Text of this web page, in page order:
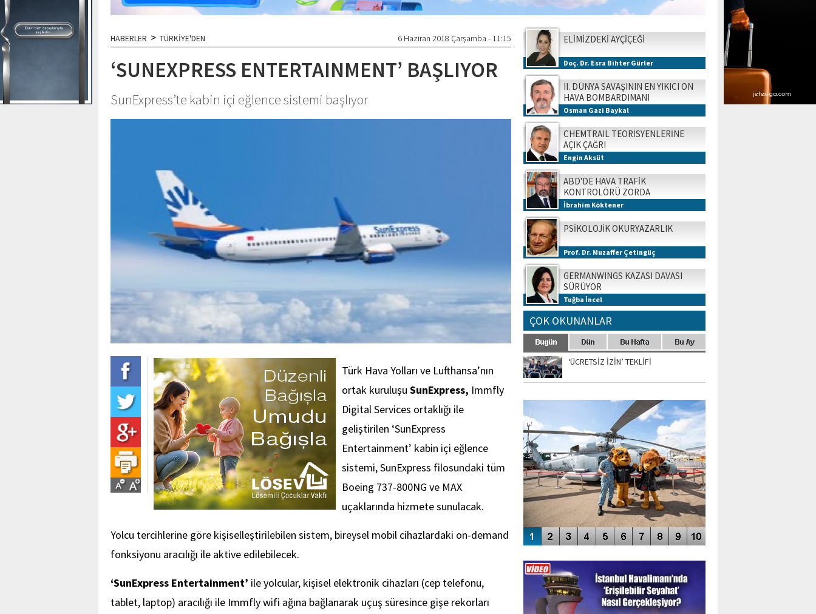
HABERLER > TÜRKİYE'DEN 6 Haziran 2018 Çarşamba - 11:15
‘SUNEXPRESS ENTERTAINMENT’ BAŞLIYOR
SunExpress’te kabin içi eğlence sistemi başlıyor
Türk Hava Yolları ve Lufthansa’nın
ortak kuruluşu SunExpress, Immfly
Digital Services ortaklığı ile
geliştirilen ‘SunExpress
Entertainment’ kabin içi eğlence
sistemi, SunExpress filosundaki tüm
Boeing 737-800NG ve MAX
uçaklarında hizmete sunulacak.
Yolcu tercihlerine göre kişiselleştirilebilen sistem, bireysel mobil cihazlardaki on-demand
fonksiyonu aracılığı ile aktive edilebilecek.
‘SunExpress Entertainment’ ile yolcular, kişisel elektronik cihazları (cep telefonu,
tablet, laptop) aracılığı ile Immfly wifi ağına bağlanarak uçuş süresince gişe rekorları
ELİMİZDEKİ AYÇİÇEĞİ
Doç. Dr. Esra Bihter Gürler
II. DÜNYA SAVAŞININ EN YIKICI ON
HAVA BOMBARDIMANI
Osman Gazi Baykal
CHEMTRAIL TEORİSYENLERİNE
AÇIK ÇAĞRI
Engin Aksüt
ABD'DE HAVA TRAFİK
KONTROLÖRÜ ZORDA
İbrahim Köktener
PSİKOLOJİK OKURYAZARLIK
Prof. Dr. Muzaffer Çetingüç
GERMANWINGS KAZASI DAVASI
SÜRÜYOR
Tuğba İncel
ÇOK OKUNANLAR
‘ÜCRETSİZ İZİN’ TEKLİFİ
SİNGAPUR AIRSHOW-2020
ENGELLERİN AŞILDIĞI HAVALİMANI